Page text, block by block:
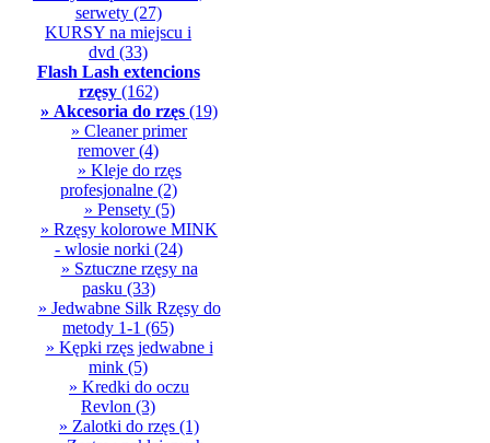
serwety(27)
KURSY na miejscu i
dvd (33)
Flash Lash extencions
rzęsy(162)
» Akcesoria do rzęs (19)
» Cleaner primer
remover(4)
» Kleje do rzęs
profesjonalne(2)
» Pensety(5)
» Rzęsy kolorowe MINK
- wlosie norki (24)
» Sztuczne rzęsy na
pasku (33)
» Jedwabne Silk Rzęsy do
metody 1-1 (65)
» Kępki rzęs jedwabne i
mink (5)
» Kredki do oczu
Revlon (3)
» Zalotki do rzęs (1)